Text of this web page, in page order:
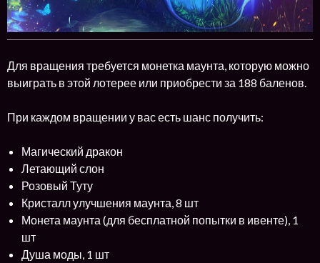
Для вращения требуется монетка маунта, которую можно
выиграть в этой лотерее или приобрести за 188 баленов.
При каждом вращении у вас есть шанс получить:
Магический дракон
Летающий слон
Розовый Туту
Кристалл улучшения маунта, 8 шт
Монета маунта (для бесплатной попытки в ивенте), 1
шт
Душа моды, 1 шт